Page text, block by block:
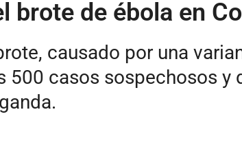
brote de ébola en
causado por una
500 casos sospechosos y